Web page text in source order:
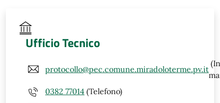
Ufficio Tecnico
protocollo@pec.comune.miradoloterme.pv.it
0382 77014 (Telefono)